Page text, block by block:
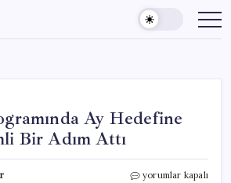
Ay Hedefine
Bir Adım Attı
Çin
yorumlar kapalı